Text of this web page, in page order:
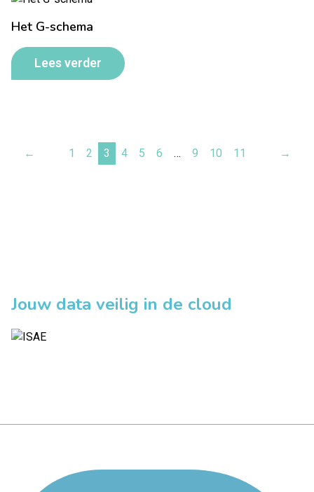
Het G-schema
Lees verder
← 1 2 3 4 5 6 … 9 10 11 →
Jouw data veilig in de cloud